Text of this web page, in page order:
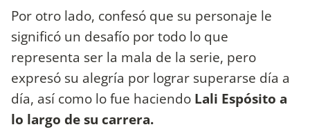
Por otro lado, confesó que su personaje le
significó un desafío por todo lo que
representa ser la mala de la serie, pero
expresó su alegría por lograr superarse día a
día, así como lo fue haciendo Lali Espósito a
lo largo de su carrera.